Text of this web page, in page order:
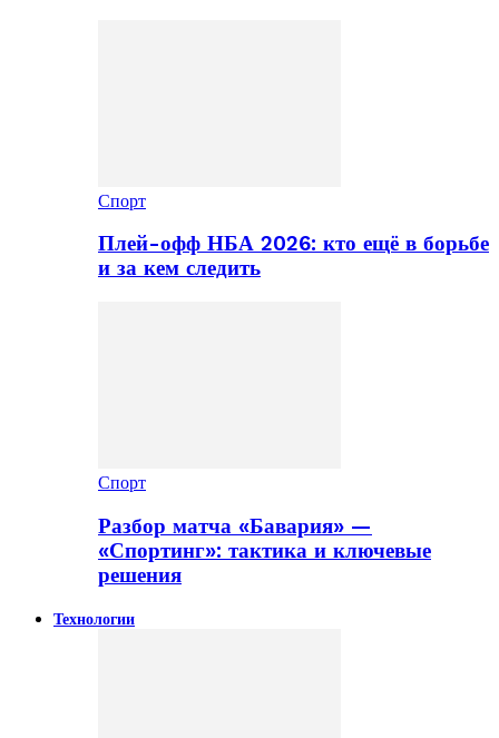
Спорт
Плей-офф НБА 2026: кто ещё в борьбе
и за кем следить
Спорт
Разбор матча «Бавария» —
«Спортинг»: тактика и ключевые
решения
Технологии